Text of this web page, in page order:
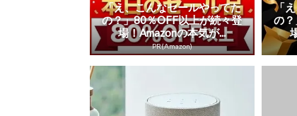
「え、こんなセールやってた
の？」80％OFF以上が続々登
場！Amazonの本気が...
PR(Amazon)
「
の